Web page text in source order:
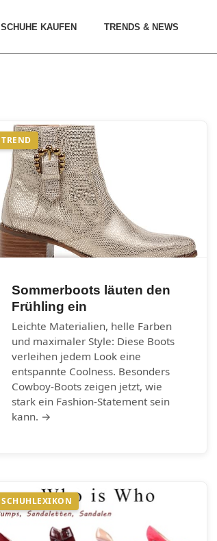
SCHUHE KAUFEN TRENDS & NEWS
TREND
Sommerboots läuten den
Frühling ein
Leichte Materialien, helle Farben
und maximaler Style: Diese Boots
verleihen jedem Look eine
entspannte Coolness. Besonders
Cowboy-Boots zeigen jetzt, wie
stark ein Fashion-Statement sein
kann. →
SCHUHLEXIKON